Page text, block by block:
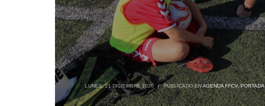
LUNES, 21 DICIEMBRE 2020 / PUBLICADO ENAGENDA FFCV,PORTADA